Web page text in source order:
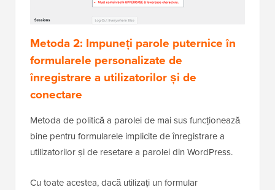
Metoda 2: Impuneți parole puternice în
formularele personalizate de
înregistrare a utilizatorilor și de
conectare
Metoda de politică a parolei de mai sus funcționează
bine pentru formularele implicite de înregistrare a
utilizatorilor și de resetare a parolei din WordPress.
Cu toate acestea, dacă utilizați un formular